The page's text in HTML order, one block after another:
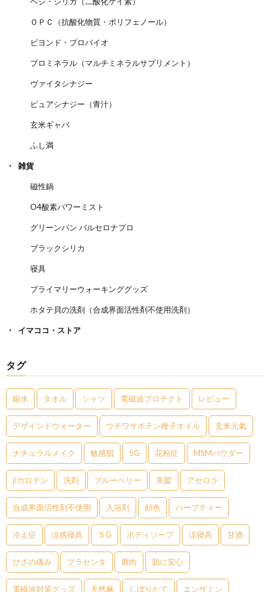
ＯＰＣ（抗酸化物質・ポリフェノール）
ビヨンド・プロバイオ
プロミネラル（マルチミネラルサプリメント）
ヴァイタシナジー
ピュアシナジー（青汁）
玄米ギャバ
ふし満
雑貨
磁性鍋
O4酸素パワーミスト
グリーンパン バルセロナプロ
ブラックシリカ
寝具
プライマリーウォーキンググッズ
ホタテ貝の洗剤（合成界面活性剤不使用洗剤）
イマココ・ストア
タグ
銀水 タオル シャツ 電磁波プロテクト レビュー
デザインドウォーター ウチワサボテン種子オイル 玄米元氣
ナチュラルメイク 敏感肌 5G 花粉症 MSMパウダー
βカロテン 洗剤 ブルーベリー 美髪 アセロラ
合成界面活性剤不使用 入浴剤 顔色 ハーブティー
冷え症 涼感寝具 ５G ボディソープ 涼寝具 甘酒
ひざの痛み プラセンタ 鹿肉 肌に安心
電磁波対策グッズ 天然麻 しぼりたて エンザミン